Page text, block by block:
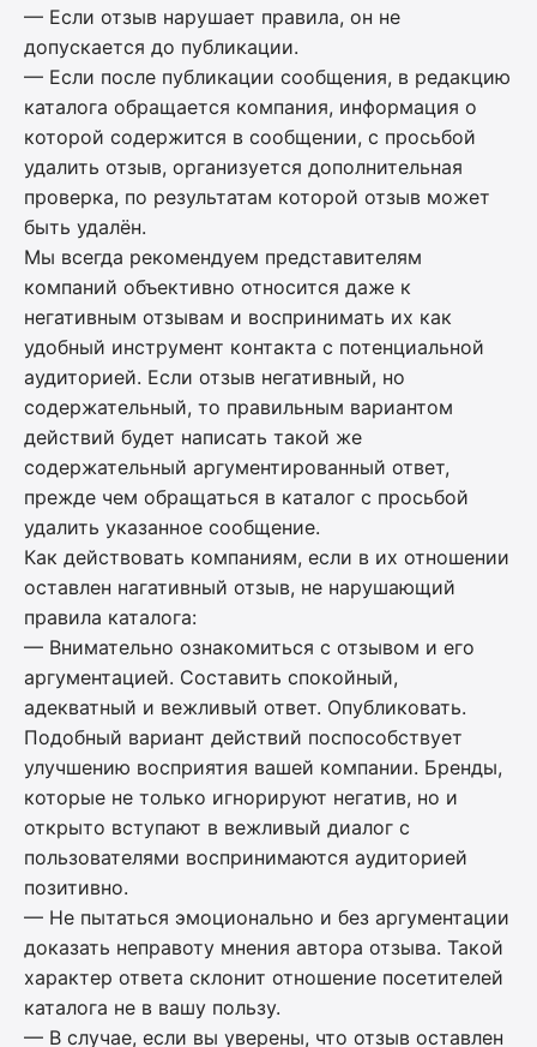
— Если отзыв нарушает правила, он не
допускается до публикации.
— Если после публикации сообщения, в редакцию
каталога обращается компания, информация о
которой содержится в сообщении, с просьбой
удалить отзыв, организуется дополнительная
проверка, по результатам которой отзыв может
быть удалён.
Мы всегда рекомендуем представителям
компаний объективно относится даже к
негативным отзывам и воспринимать их как
удобный инструмент контакта с потенциальной
аудиторией. Если отзыв негативный, но
содержательный, то правильным вариантом
действий будет написать такой же
содержательный аргументированный ответ,
прежде чем обращаться в каталог с просьбой
удалить указанное сообщение.
Как действовать компаниям, если в их отношении
оставлен нагативный отзыв, не нарушающий
правила каталога:
— Внимательно ознакомиться с отзывом и его
аргументацией. Составить спокойный,
адекватный и вежливый ответ. Опубликовать.
Подобный вариант действий поспособствует
улучшению восприятия вашей компании. Бренды,
которые не только игнорируют негатив, но и
открыто вступают в вежливый диалог с
пользователями воспринимаются аудиторией
позитивно.
— Не пытаться эмоционально и без аргументации
доказать неправоту мнения автора отзыва. Такой
характер ответа склонит отношение посетителей
каталога не в вашу пользу.
— В случае, если вы уверены, что отзыв оставлен